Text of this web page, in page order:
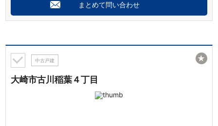
まとめて問い合わせ
中古戸建
大崎市古川稲葉４丁目
★